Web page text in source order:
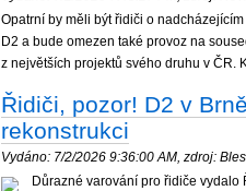
Opatrní by měli být řidiči o
D2 a bude omezen také provoz na
z největších projektů svého druhu v ČR.
Řidiči, pozor! D2 v
rekonstrukci
Vydáno: 7/2/2026 9:36:00 AM, zdroj:
Důrazné varování pro řidiče vydalo